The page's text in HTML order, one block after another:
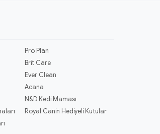
Pro Plan
Brit Care
Ever Clean
Acana
N&D Kedi Maması
Royal Canin Hediyeli Kutular